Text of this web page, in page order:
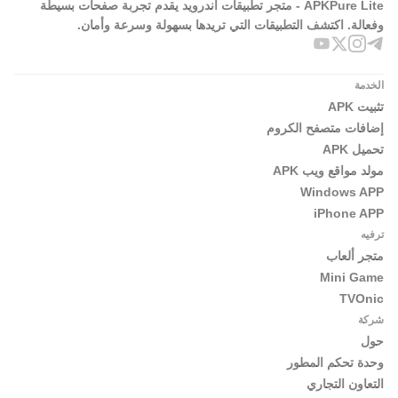
حول فيفالدي
(المتوفر على أنظمة ويندوز، وماك، ولينكس). إنه مجاني ويحتوي
على العديد من الميزات الرائعة التي نعتقد أنها ستنال إعجابك.
احصل عليه من: vivaldi.com
—
تصفح الإنترنت بمزيد من الخصوصية والقوة باستخدام متصفح
فيفالدي.
APKPure Lite - متجر تطبيقات أندرويد يقدم تجربة صفحات بسيطة
وفعالة. اكتشف التطبيقات التي تريدها بسهولة وسرعة وأمان.
الخدمة
تثبيت APK
إضافات متصفح الكروم
تحميل APK
مولد مواقع ويب APK
Windows APP
iPhone APP
ترفيه
متجر ألعاب
Mini Game
TVOnic
شركة
حول
وحدة تحكم المطور
التعاون التجاري